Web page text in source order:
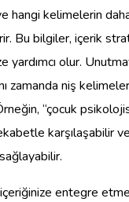
hangi kelimelerin
Bu bilgiler, içerik
yardımcı olur.
zamanda niş
“çocuk
karşılaşabilir
entegre